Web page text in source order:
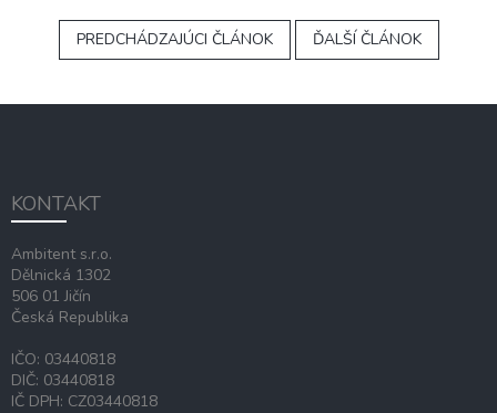
PREDCHÁDZAJÚCI ČLÁNOK ĎALŠÍ ČLÁNOK
KONTAKT
Ambitent s.r.o.
Dělnická 1302
506 01 Jičín
Česká Republika
IČO: 03440818
DIČ: 03440818
IČ DPH: CZ03440818